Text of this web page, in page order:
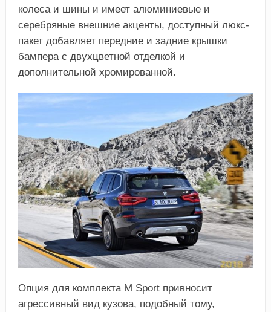
колеса и шины и имеет алюминиевые и
серебряные внешние акценты, доступный люкс-
пакет добавляет передние и задние крышки
бампера с двухцветной отделкой и
дополнительной хромированной.
Опция для комплекта М Sport привносит
агрессивный вид кузова, подобный тому,